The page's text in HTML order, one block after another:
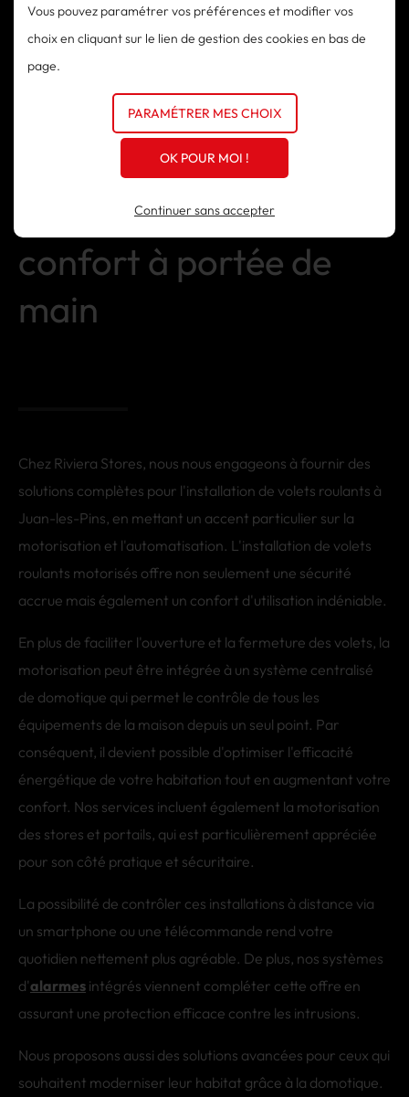
Riviera Stores - La
performance et le
confort à portée de
main
Chez Riviera Stores, nous nous engageons à fournir des
solutions complètes pour l'installation de volets roulants à
Juan-les-Pins, en mettant un accent particulier sur la
motorisation et l'automatisation. L'installation de volets
roulants motorisés offre non seulement une sécurité
accrue mais également un confort d'utilisation indéniable.
En plus de faciliter l'ouverture et la fermeture des volets, la
motorisation peut être intégrée à un système centralisé
de domotique qui permet le contrôle de tous les
équipements de la maison depuis un seul point. Par
conséquent, il devient possible d'optimiser l'efficacité
énergétique de votre habitation tout en augmentant votre
confort. Nos services incluent également la motorisation
des stores et portails, qui est particulièrement appréciée
pour son côté pratique et sécuritaire.
La possibilité de contrôler ces installations à distance via
un smartphone ou une télécommande rend votre
quotidien nettement plus agréable. De plus, nos systèmes
d'alarmes intégrés viennent compléter cette offre en
assurant une protection efficace contre les intrusions.
Nous proposons aussi des solutions avancées pour ceux qui
souhaitent moderniser leur habitat grâce à la domotique.
Vous pouvez paramétrer vos préférences et modifier vos
choix en cliquant sur le lien de gestion des cookies en bas de
page.
PARAMÉTRER MES CHOIX
OK POUR MOI !
Continuer sans accepter